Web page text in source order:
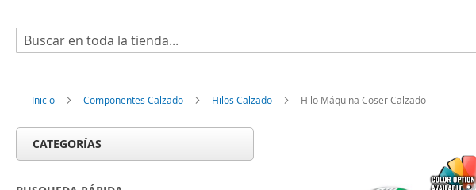
Buscar
Inicio Componentes Calzado Hilos Calzado Hilo Máquina Coser Calzado
CATEGORÍAS